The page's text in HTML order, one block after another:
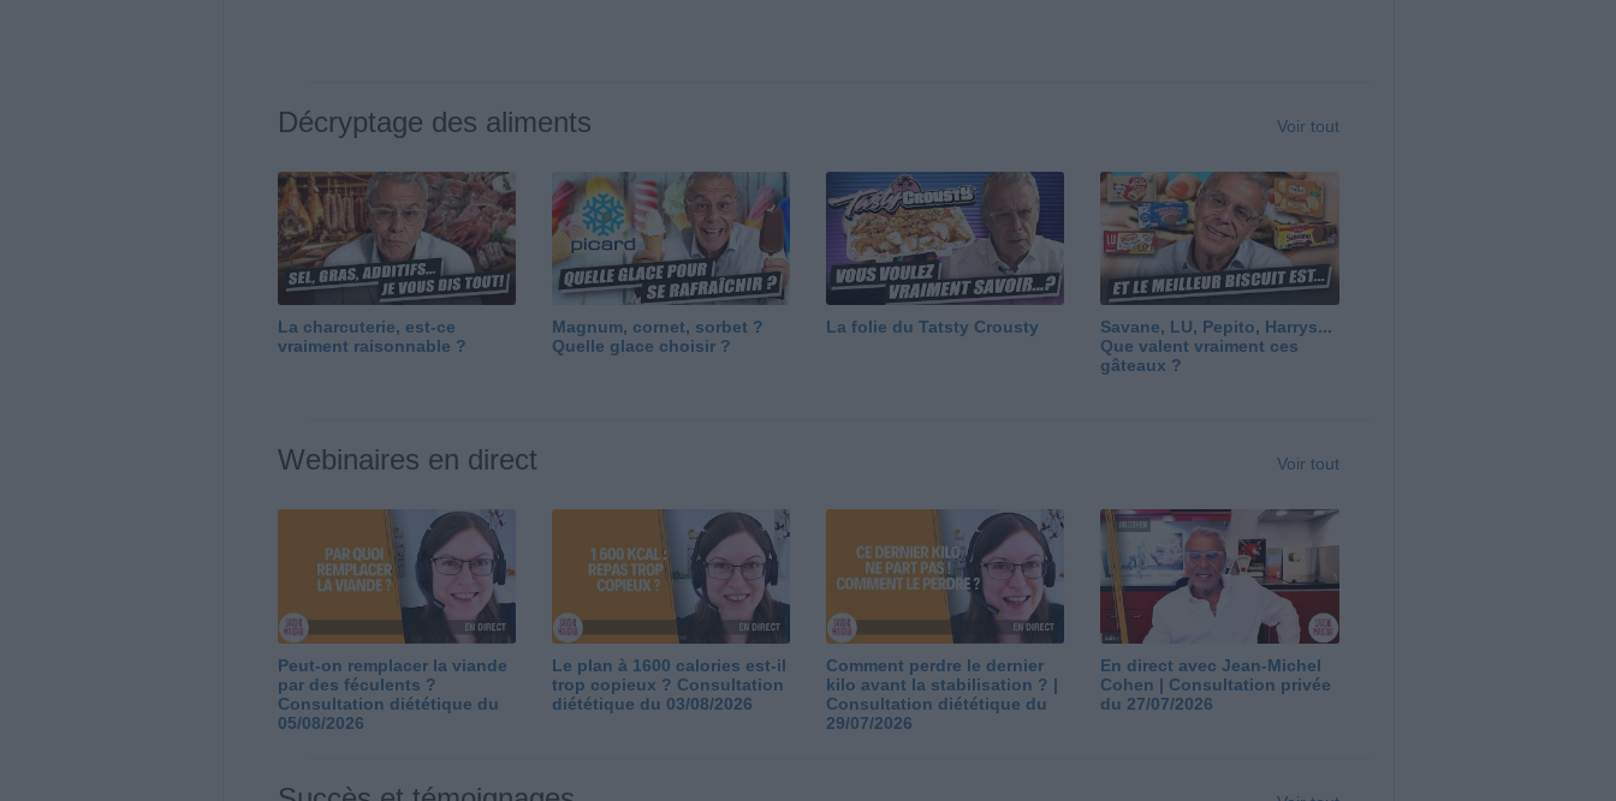
Décryptage des aliments Voir tout
La charcuterie, est-ce
vraiment raisonnable ?
Magnum, cornet, sorbet ?
Quelle glace choisir ?
La folie du Tatsty Crousty
Savane, LU, Pepito, Harrys...
Que valent vraiment ces
gâteaux ?
Webinaires en direct Voir tout
Peut-on remplacer la viande
par des féculents ?
Consultation diététique du
05/08/2026
Le plan à 1600 calories est-il
trop copieux ? Consultation
diététique du 03/08/2026
Comment perdre le dernier
kilo avant la stabilisation ? |
Consultation diététique du
29/07/2026
En direct avec Jean-Michel
Cohen | Consultation privée
du 27/07/2026